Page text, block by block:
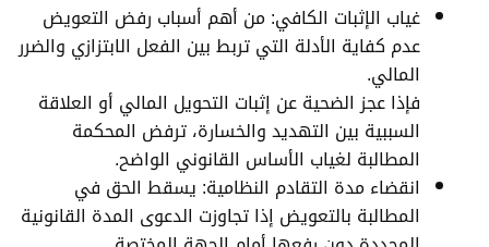
غياب الإثبات الكافي: من أهم أسباب رفض التعويض
عدم كفاية الأدلة التي تربط بين الفعل الابتزازي والضرر
المالي.
فإذا عجز الضحية عن إثبات التحويل المالي أو العلاقة
السببية بين التهديد والخسارة، ترفض المحكمة
المطالبة لغياب الأساس القانوني الواضح.
انقضاء مدة التقادم النظامية: يسقط الحق في
المطالبة بالتعويض إذا تجاوزت الدعوى المدة القانونية